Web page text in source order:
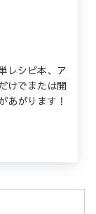
レシピ本、ア
けでまたは開
あがります！